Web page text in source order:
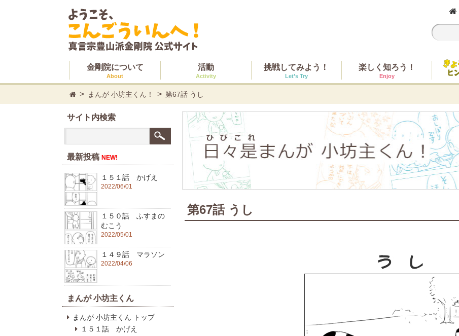
金剛院について
About
活動
Activity
挑戦してみよう！
Let’s Try
楽しく知ろう！
Enjoy
まんが 小坊主くん！ 第67話 うし
第67話 うし
サイト内検索
最新投稿 NEW!
１５１話 かげえ
2022/06/01
１５０話 ふすまの
むこう
2022/05/01
１４９話 マラソン
2022/04/06
まんが 小坊主くん
まんが 小坊主くん トップ
１５１話 かげえ